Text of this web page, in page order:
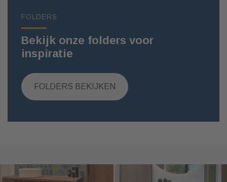
FOLDERS
Bekijk onze folders voor
inspiratie
FOLDERS BEKIJKEN